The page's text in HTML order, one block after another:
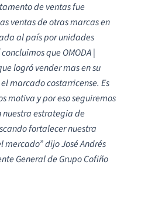
de ventas fue
ventas de otras marcas en
al país por unidades
que OMODA |
logró vender mas en su
marcado costarricense. Es
motiva y por eso seguiremos
estrategia de
fortalecer nuestra
mercado”dijo José Andrés
General de Grupo Cofiño